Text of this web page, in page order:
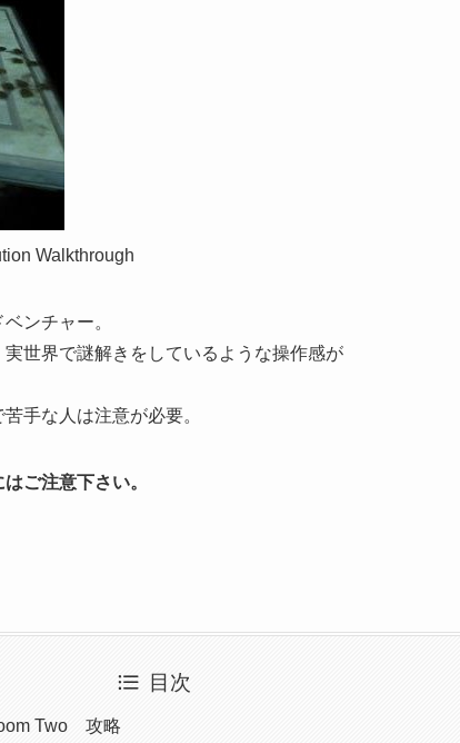
Walkthrough
ンチャー。
世界で謎解きをしているような操作感が
手な人は注意が必要。
ご注意下さい。
目次
Two 攻略